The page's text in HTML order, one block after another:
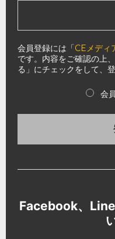
会員登録には「CEメディ
です。内容をご確認の上
る」にチェックをして、
会
Facebook、